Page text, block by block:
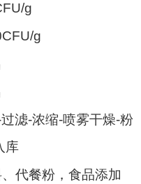
g
g
滤-浓缩-喷雾干燥-粉
库
代餐粉，食品添加